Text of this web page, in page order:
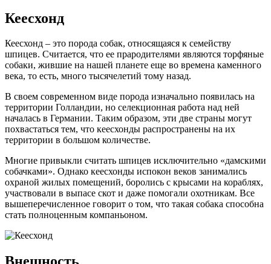
Кеесхонд
Кеесхонд – это порода собак, относящаяся к семейству
шпицев. Считается, что ее прародителями являются торфяные
собаки, жившие на нашей планете еще во времена каменного
века, то есть, много тысячелетий тому назад.
В своем современном виде порода изначально появилась на
территории Голландии, но селекционная работа над ней
началась в Германии. Таким образом, эти две страны могут
похвастаться тем, что кеесхонды распространены на их
территории в большом количестве.
Многие привыкли считать шпицев исключительно «дамскими
собачками». Однако кеесхонды испокон веков занимались
охраной жилых помещений, боролись с крысами на кораблях,
участвовали в выпасе скот и даже помогали охотникам. Все
вышеперечисленное говорит о том, что такая собака способна
стать полноценным компаньоном.